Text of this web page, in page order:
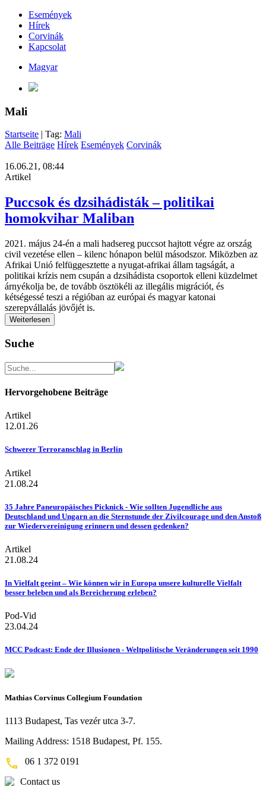
Események
Hírek
Corvinák
Kapcsolat
Magyar
Mali
Startseite | Tag: Mali
Alle Beiträge Hírek Események Corvinák
16.06.21, 08:44
Artikel
Puccsok és dzsihádisták – politikai
homokvihar Maliban
2021. május 24-én a mali hadsereg puccsot hajtott végre az ország
civil vezetése ellen – kilenc hónapon belül másodszor. Miközben az
Afrikai Unió felfüggesztette a nyugat-afrikai állam tagságát, a
politikai krízis nem csupán a dzsihádista csoportok elleni küzdelmet
árnyékolja be, de tovább ösztökéli az illegális migrációt, és
kétségessé teszi a régióban az európai és magyar katonai
szerepvállalás jövőjét is.
Weiterlesen
Suche
Hervorgehobene Beiträge
Artikel
12.01.26
Schwerer Terroranschlag in Berlin
Artikel
21.08.24
35 Jahre Paneuropäisches Picknick - Wie sollten Jugendliche aus
Deutschland und Ungarn an die Sternstunde der Zivilcourage und den Anstoß
zur Wiedervereinigung erinnern und dessen gedenken?
Artikel
21.08.24
In Vielfalt geeint – Wie können wir in Europa unsere kulturelle Vielfalt
besser beleben und als Bereicherung erleben?
Pod-Vid
23.04.24
MCC Podcast: Ende der Illusionen - Weltpolitische Veränderungen seit 1990
Mathias Corvinus Collegium Foundation
1113 Budapest, Tas vezér utca 3-7.
Mailing Address: 1518 Budapest, Pf. 155.
06 1 372 0191
Contact us